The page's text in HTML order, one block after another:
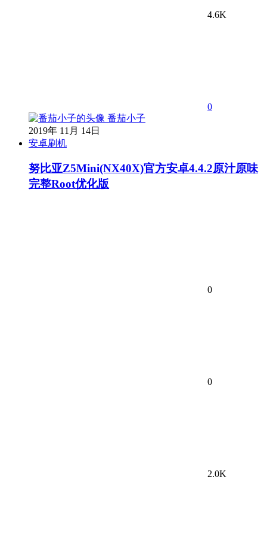
4.6K
0
番茄小子
2019年 11月 14日
安卓刷机
努比亚Z5Mini(NX40X)官方安卓4.4.2原汁原味
完整Root优化版
0
0
2.0K